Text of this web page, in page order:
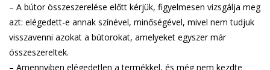
– A bútor összeszerelése előtt kérjük, figyelmesen vizsgálja meg
azt: elégedett-e annak színével, minőségével, mivel nem tudjuk
visszavenni azokat a bútorokat, amelyeket egyszer már
összeszereltek.
– Amennyiben elégedetlen a termékkel, és még nem kezdte